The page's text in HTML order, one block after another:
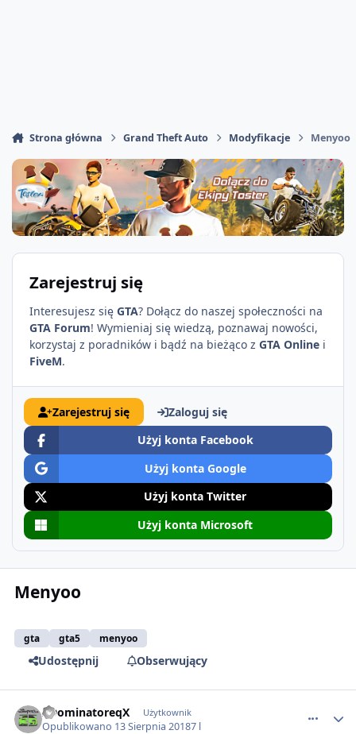
Strona główna Grand Theft Auto Modyfikacje Menyoo
Zarejestruj się
Interesujesz się GTA? Dołącz do naszej społeczności na
GTA Forum! Wymieniaj się wiedzą, poznawaj nowości,
korzystaj z poradników i bądź na bieżąco z GTA Online i
FiveM.
Zarejestruj się
Zaloguj się
Użyj konta Facebook
Użyj konta Google
Użyj konta Twitter
Użyj konta Microsoft
Menyoo
gta gta5 menyoo
Udostępnij Obserwujący
XDominatoreqX Użytkownik
Opublikowano 13 Sierpnia 20187 l